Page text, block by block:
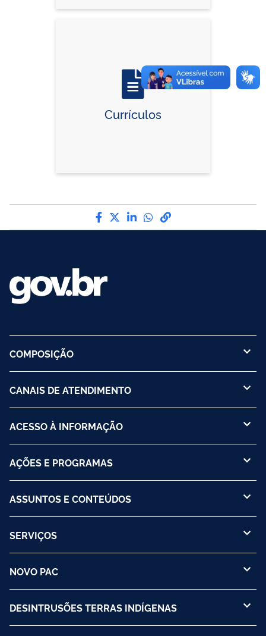
Currículos
Compartilhe por Facebook
Compartilhe por Twitter
Compartilhe por
Compartilhe por
link para Copiar
COMPOSIÇÃO
CANAIS DE ATENDIMENTO
ACESSO À INFORMAÇÃO
AÇÕES E PROGRAMAS
ASSUNTOS E CONTEÚDOS
SERVIÇOS
NOVO PAC
DESINTRUSÕES TERRAS INDÍGENAS